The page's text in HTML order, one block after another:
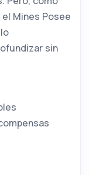
Mines Posee
sin